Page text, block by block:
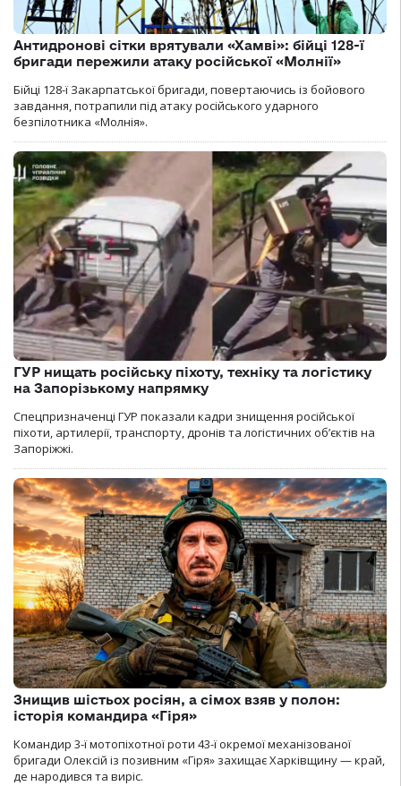
Антидронові сітки врятували «Хамві»: бійці 128-ї
бригади пережили атаку російської «Молнії»
Бійці 128-ї Закарпатської бригади, повертаючись із бойового
завдання, потрапили під атаку російського ударного
безпілотника «Молнія».
ГУР нищать російську піхоту, техніку та логістику
на Запорізькому напрямку
Спецпризначенці ГУР показали кадри знищення російської
піхоти, артилерії, транспорту, дронів та логістичних об’єктів на
Запоріжжі.
Знищив шістьох росіян, а сімох взяв у полон:
історія командира «Гіря»
Командир 3-ї мотопіхотної роти 43-ї окремої механізованої
бригади Олексій із позивним «Гіря» захищає Харківщину — край,
де народився та виріс.